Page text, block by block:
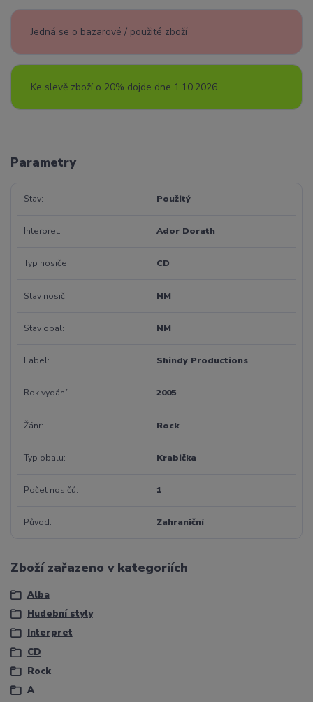
Jedná se o bazarové / použité zboží
Ke slevě zboží o 20% dojde dne 1.10.2026
Parametry
Stav Použitý
Interpret Ador Dorath
Typ nosiče CD
Stav nosič NM
Stav obal NM
Label Shindy Productions
Rok vydání 2005
Žánr Rock
Typ obalu Krabička
Počet nosičů 1
Původ Zahraniční
Zboží zařazeno v kategoriích
Alba
Hudební styly
Interpret
CD
Rock
A